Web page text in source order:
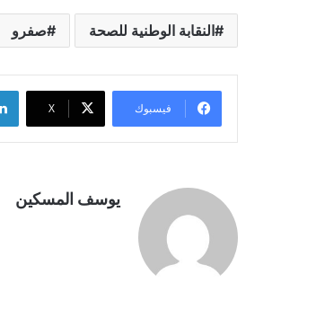
النقابة الوطنية للصحة صفرو
فيسبوك ‫X
يوسف المسكين